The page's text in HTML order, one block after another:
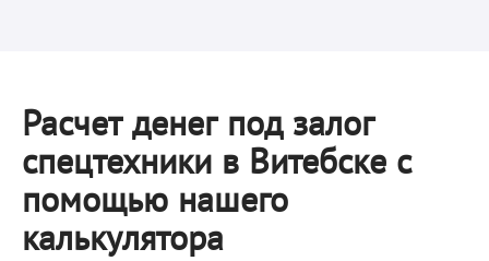
Расчет денег под залог
спецтехники в Витебске с
помощью нашего
калькулятора